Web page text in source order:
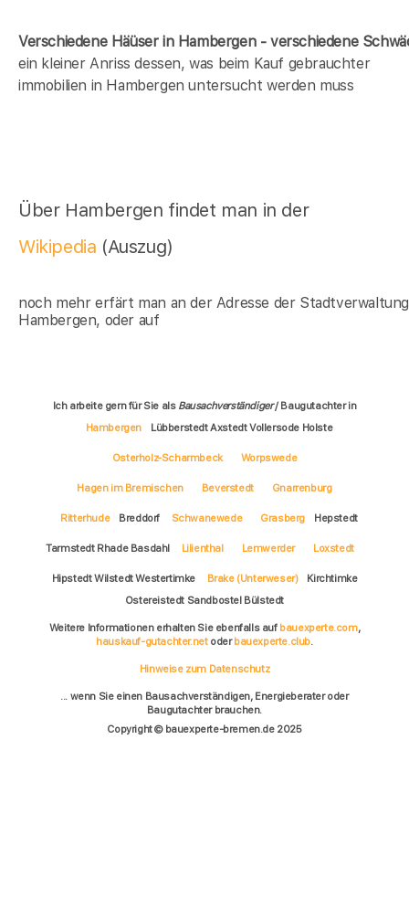
Verschiedene Häüser in Hambergen - verschiedene
ein kleiner Anriss dessen, was beim Kauf gebrauchter
immobilien in Hambergen untersucht werden muss
Über Hambergen findet man in der
Wikipedia (Auszug)
noch mehr erfärt man an der Adresse der
Hambergen, oder auf
Ich arbeite gern für Sie als Bausachverständiger/ Baugutachter in
Hambergen
Lübberstedt Axstedt Vollersode Holste
Osterholz-Scharmbeck Worpswede
Hagen im Bremischen Beverstedt Gnarrenburg
Ritterhude Breddorf Schwanewede Grasberg Hepstedt
Tarmstedt Rhade Basdahl Lilienthal Lemwerder Loxstedt
Hipstedt Wilstedt Westertimke Brake (Unterweser)
Kirchtimke
Ostereistedt Sandbostel Bülstedt
Weitere Informationen erhalten Sie ebenfalls auf bauexperte.com,
hauskauf-gutachter.netoderbauexperte.club.
Hinweise zum Datenschutz
... wenn Sie einen Bausachverständigen, Energieberater oder
Baugutachter brauchen.
Copyright © bauexperte-bremen.de 2025